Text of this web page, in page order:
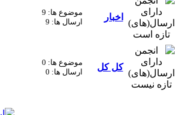
اخبار
موضوع ها: 9
ارسال ها: 9
کل کل
موضوع ها: 0
ارسال ها: 0